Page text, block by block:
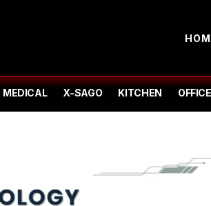
MEDICAL X-SAGO KITCHEN OFFICE